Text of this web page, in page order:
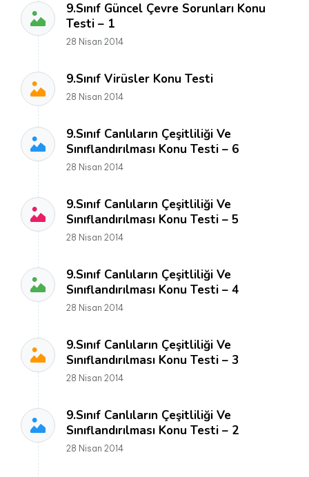
9.Sınıf Güncel Çevre Sorunları Konu
Testi – 1
28 Nisan 2014
9.Sınıf Virüsler Konu Testi
28 Nisan 2014
9.Sınıf Canlıların Çeşitliliği Ve
Sınıflandırılması Konu Testi – 6
28 Nisan 2014
9.Sınıf Canlıların Çeşitliliği Ve
Sınıflandırılması Konu Testi – 5
28 Nisan 2014
9.Sınıf Canlıların Çeşitliliği Ve
Sınıflandırılması Konu Testi – 4
28 Nisan 2014
9.Sınıf Canlıların Çeşitliliği Ve
Sınıflandırılması Konu Testi – 3
28 Nisan 2014
9.Sınıf Canlıların Çeşitliliği Ve
Sınıflandırılması Konu Testi – 2
28 Nisan 2014